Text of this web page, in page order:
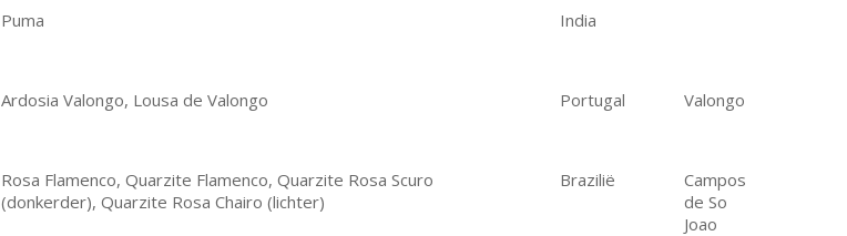
Puma India
Ardosia Valongo, Lousa de Valongo Portugal Valongo
Rosa Flamenco, Quarzite Flamenco, Quarzite Rosa Scuro
(donkerder), Quarzite Rosa Chairo (lichter)
Brazilië
Campos
de So
Joao